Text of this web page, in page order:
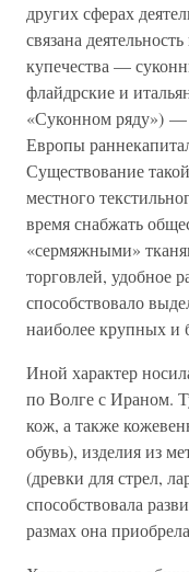
других сферах
связана
купечества —
флайдрские и
«Суконном ряду») —
Европы
Существование
местного
время снабжать
«сермяжными»
торговлей, удобное
способствовало
наиболее крупных и
Иной характер
по Волге с Ираном.
кож, а также
обувь), изделия из
(древки для стрел,
способствовала
размах она